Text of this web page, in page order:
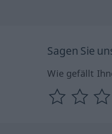
Sagen Sie
Wie gefällt